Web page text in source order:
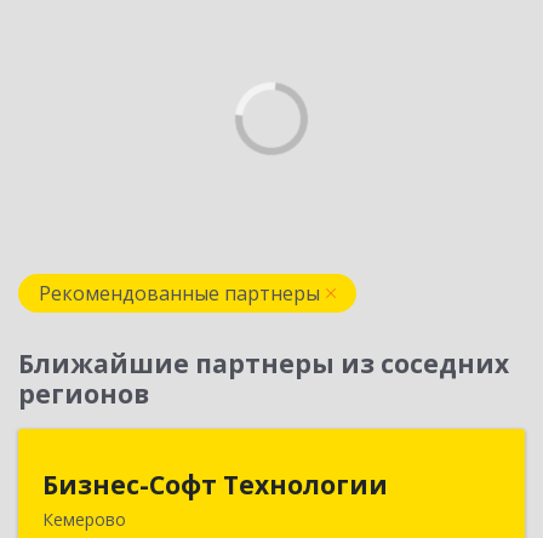
Рекомендованные партнеры
Ближайшие партнеры из соседних
регионов
Бизнес-Софт Технологии
Кемерово
Бизнес-Софт Технологии
650992, Кемеровская область - Кузбасс обл,